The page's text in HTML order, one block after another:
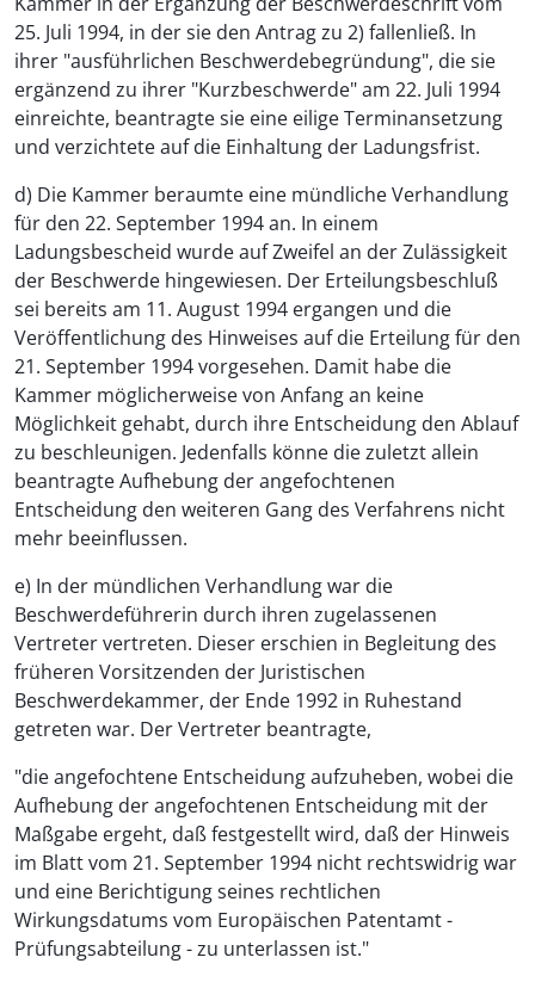
25. Juli 1994, in der sie den Antrag zu 2) fallenließ. In
ihrer "ausführlichen Beschwerdebegründung", die sie
ergänzend zu ihrer "Kurzbeschwerde" am 22. Juli 1994
einreichte, beantragte sie eine eilige Terminansetzung
und verzichtete auf die Einhaltung der Ladungsfrist.
d) Die Kammer beraumte eine mündliche Verhandlung
für den 22. September 1994 an. In einem
Ladungsbescheid wurde auf Zweifel an der Zulässigkeit
der Beschwerde hingewiesen. Der Erteilungsbeschluß
sei bereits am 11. August 1994 ergangen und die
Veröffentlichung des Hinweises auf die Erteilung für den
21. September 1994 vorgesehen. Damit habe die
Kammer möglicherweise von Anfang an keine
Möglichkeit gehabt, durch ihre Entscheidung den Ablauf
zu beschleunigen. Jedenfalls könne die zuletzt allein
beantragte Aufhebung der angefochtenen
Entscheidung den weiteren Gang des Verfahrens nicht
mehr beeinflussen.
e) In der mündlichen Verhandlung war die
Beschwerdeführerin durch ihren zugelassenen
Vertreter vertreten. Dieser erschien in Begleitung des
früheren Vorsitzenden der Juristischen
Beschwerdekammer, der Ende 1992 in Ruhestand
getreten war. Der Vertreter beantragte,
"die angefochtene Entscheidung aufzuheben, wobei die
Aufhebung der angefochtenen Entscheidung mit der
Maßgabe ergeht, daß festgestellt wird, daß der Hinweis
im Blatt vom 21. September 1994 nicht rechtswidrig war
und eine Berichtigung seines rechtlichen
Wirkungsdatums vom Europäischen Patentamt -
Prüfungsabteilung - zu unterlassen ist."